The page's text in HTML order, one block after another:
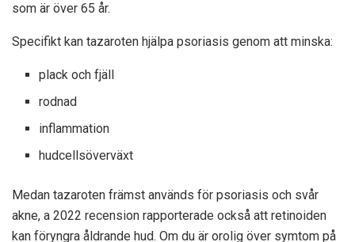
som är över 65 år.
Specifikt kan tazaroten hjälpa psoriasis genom att minska:
plack och fjäll
rodnad
inflammation
hudcellsöverväxt
Medan tazaroten främst används för psoriasis och svår
akne, a 2022 recension rapporterade också att retinoiden
kan föryngra åldrande hud. Om du är orolig över symtom på